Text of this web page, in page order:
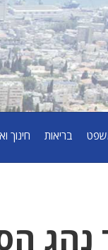
בריאות חינוך
נהג